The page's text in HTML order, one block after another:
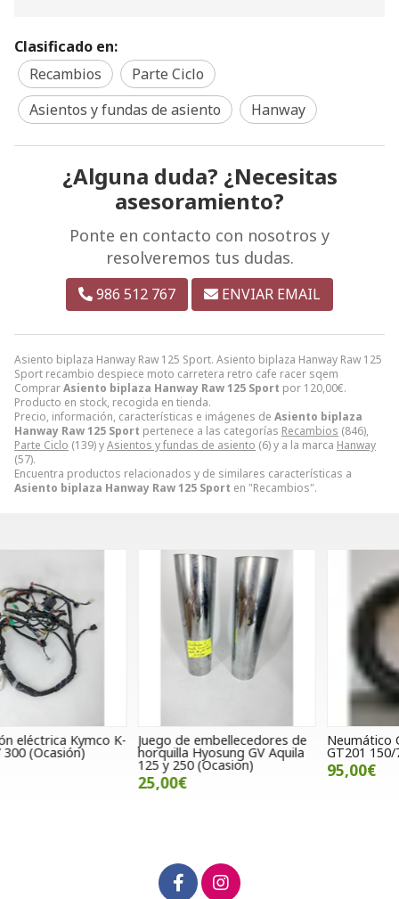
Asiento biplaza Hanway Raw 125 Sport. Asiento biplaza Hanway Raw 125
Sport recambio despiece moto carretera retro cafe racer sqem
ComprarAsiento biplaza Hanway Raw 125 Sport por 120,00€.
Producto en stock, recogida en tienda.
Precio, información, características e imágenes de Asiento biplaza
Hanway Raw 125 Sport pertenece a las categorías Recambios (846),
Parte Ciclo (139) yAsientos y fundas de asiento (6) y a la marca Hanway
(57).
Encuentra productos relacionados y de similares características a
Asiento biplaza Hanway Raw 125 Sport en "Recambios".
Clasificado en:
Recambios
Parte Ciclo
Asientos y fundas de asiento
Hanway
¿Alguna duda? ¿Necesitas
asesoramiento?
Ponte en contacto con nosotros y
resolveremos tus dudas.
986 512 767 ENVIAR EMAIL
Juego de embellecedores de
horquilla Hyosung GV Aquila
125 y 250 (Ocasion)
Neumático Golden Tyre
GT201 150/70-17 69H
95,00€